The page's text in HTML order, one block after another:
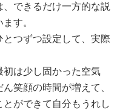
できるだけ一方的な説
す。
つずつ設定して、実際
初は少し固かった空気
笑顔の時間が増えて、
ができて自分もうれし